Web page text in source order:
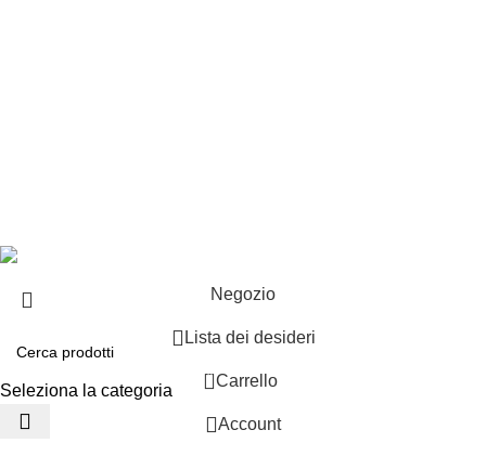
Seleziona la categoria
Negozio
Lista dei desideri
0 Carrello
Account